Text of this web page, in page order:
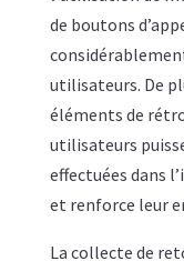
de boutons
utilisateurs. De
éléments de
utilisateurs
effectuées dans
et renforce leur
La collecte de